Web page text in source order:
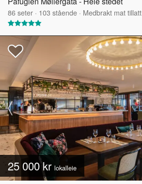
86seter · 103 stående · Medbrakt mat tillatt
25 000 kr lokalleie